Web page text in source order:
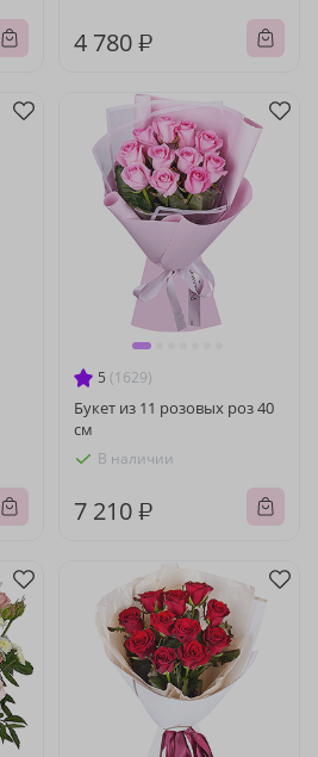
4 780 ₽
5 (1629)
Букет из 11 розовых роз 40
см
В наличии
7 210 ₽